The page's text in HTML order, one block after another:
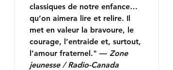
classiques de notre enfance…
qu’on aimera lire et relire. Il
met en valeur la bravoure, le
courage, l’entraide et, surtout,
l’amour fraternel." — Zone
jeunesse / Radio-Canada